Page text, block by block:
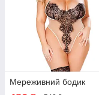
Мереживний бодик